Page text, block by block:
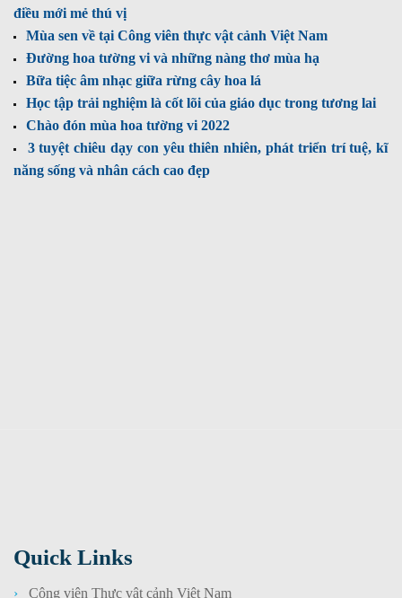
điều mới mẻ thú vị
Mùa sen về tại Công viên thực vật cảnh Việt Nam
Đường hoa tường vi và những nàng thơ mùa hạ
Bữa tiệc âm nhạc giữa rừng cây hoa lá
Học tập trải nghiệm là cốt lõi của giáo dục trong tương lai
Chào đón mùa hoa tường vi 2022
3 tuyệt chiêu dạy con yêu thiên nhiên, phát triển trí tuệ, kĩ
năng sống và nhân cách cao đẹp
Quick Links
Công viên Thực vật cảnh Việt Nam